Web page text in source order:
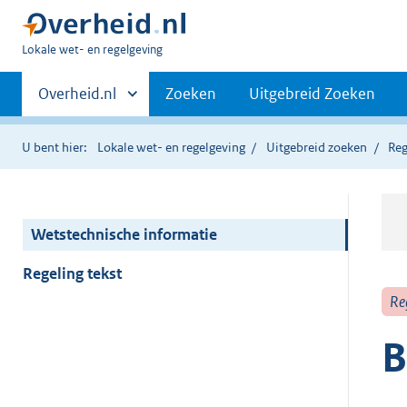
U
hier:
Lokale wet- en regelgeving
Primaire
navigatie
Andere
sites
binnen
Overheid.nl Zoeken Uitgebreid Zoeken
U bent hier: Lokale wet- en regelgeving Uitgebreid zoeken
Wetstechnische informatie
Regeling tekst